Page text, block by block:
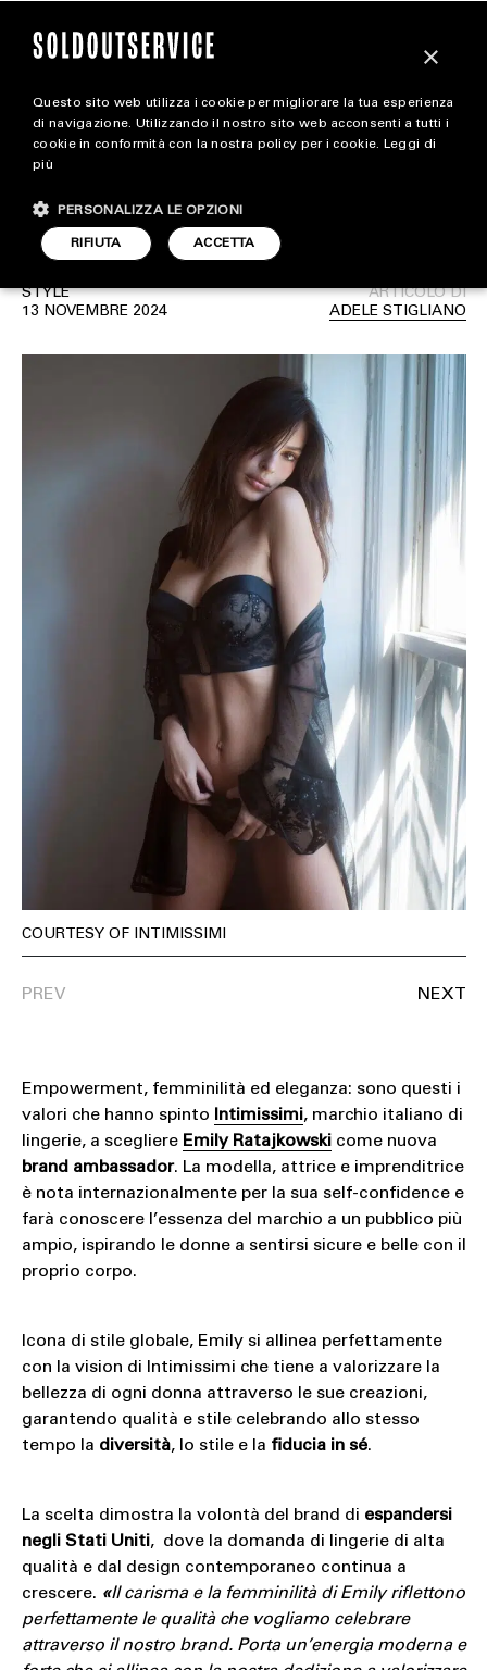
magazine
STYLE
FOOTWEAR
Emily Ratajkowski è la
nuova brand ambassador
di Intimissimi
STYLE
13 NOVEMBRE 2024
ARTICOLO DI
ADELE STIGLIANO
COURTESY OF INTIMISSIMI
Empowerment, femminilità ed eleganza: sono questi i
valori che hanno spinto Intimissimi, marchio italiano di
lingerie, a scegliere Emily Ratajkowskicome nuova
brand ambassador. La modella, attrice e imprenditrice
è nota internazionalmente per la sua self-confidence e
farà conoscere l’essenza del marchio a un pubblico più
ampio, ispirando le donne a sentirsi sicure e belle con il
proprio corpo.
Icona di stile globale, Emily si allinea perfettamente
con la vision di Intimissimi che tiene a valorizzare la
bellezza di ogni donna attraverso le sue creazioni,
garantendo qualità e stile celebrando allo stesso
tempo la diversità, lo stile e la fiducia in sé.
La scelta dimostra la volontà del brand di espandersi
negli Stati Uniti, dove la domanda di lingerie di alta
qualità e dal design contemporaneo continua a
crescere. «Il carisma e la femminilità di Emily riflettono
perfettamente le qualità che vogliamo celebrare
attraverso il nostro brand. Porta un’energia moderna e
×
Questo sito web utilizza i cookie per migliorare la tua esperienza
di navigazione. Utilizzando il nostro sito web acconsenti a tutti i
cookie in conformità con la nostra policy per i cookie. Leggi di
più
ACCETTA
RIFIUTA
PERSONALIZZA LE OPZIONI